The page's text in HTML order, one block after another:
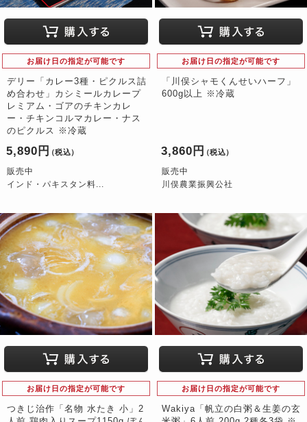
お届け日の指定が可能です
デリー「カレー3種・ピクルス詰
め合わせ」カシミールカレープ
レミアム・ゴアのチキンカレ
ー・チキンコルマカレー・ナス
のピクルス ※冷蔵
5,890円 （税込）
販売中
インド・パキスタン料...
お届け日の指定が可能です
「川俣シャモくんせいハーフ」
600g以上 ※冷蔵
3,860円 （税込）
販売中
川俣農業振興公社
お届け日の指定が可能です
つきじ治作「名物 水たき 小」2
お届け日の指定が可能です
Wakiya「帆立の白粥＆生姜の玄